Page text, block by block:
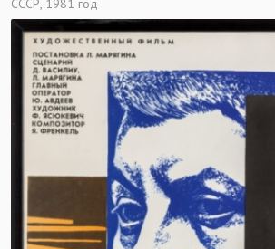
СССР, 1981 год